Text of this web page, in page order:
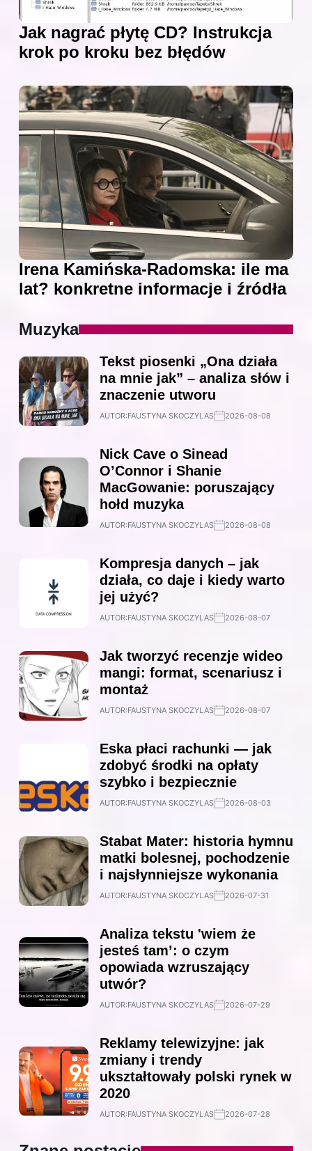
Jak nagrać płytę CD? Instrukcja
krok po kroku bez błędów
Irena Kamińska-Radomska: ile ma
lat? konkretne informacje i źródła
Muzyka
Tekst piosenki „Ona działa
na mnie jak” – analiza słów i
znaczenie utworu
AUTOR:FAUSTYNA SKOCZYLAS 2026-08-08
Nick Cave o Sinead
O’Connor i Shanie
MacGowanie: poruszający
hołd muzyka
AUTOR:FAUSTYNA SKOCZYLAS 2026-08-08
Kompresja danych – jak
działa, co daje i kiedy warto
jej użyć?
AUTOR:FAUSTYNA SKOCZYLAS 2026-08-07
Jak tworzyć recenzje wideo
mangi: format, scenariusz i
montaż
AUTOR:FAUSTYNA SKOCZYLAS 2026-08-07
Eska płaci rachunki — jak
zdobyć środki na opłaty
szybko i bezpiecznie
AUTOR:FAUSTYNA SKOCZYLAS 2026-08-03
Stabat Mater: historia hymnu
matki bolesnej, pochodzenie
i najsłynniejsze wykonania
AUTOR:FAUSTYNA SKOCZYLAS 2026-07-31
Analiza tekstu 'wiem że
jesteś tam’: o czym
opowiada wzruszający
utwór?
AUTOR:FAUSTYNA SKOCZYLAS 2026-07-29
Reklamy telewizyjne: jak
zmiany i trendy
ukształtowały polski rynek w
2020
AUTOR:FAUSTYNA SKOCZYLAS 2026-07-28